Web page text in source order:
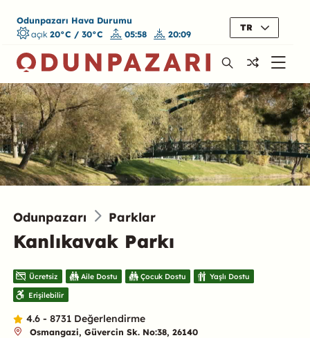
Odunpazarı Hava Durumu
açık 20°C / 30°C 05:58 20:09
TR
Odunpazarı Parklar
Kanlıkavak Parkı
Ücretsiz Aile Dostu Çocuk Dostu
Yaşlı Dostu
Erişilebilir
4.6 - 8731 Değerlendirme
Osmangazi, Güvercin Sk. No:38, 26140